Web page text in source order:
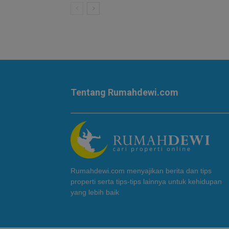
Tentang Rumahdewi.com
Rumahdewi.com menyajikan berita dan tips
properti serta tips-tips lainnya untuk kehidupan
yang lebih baik